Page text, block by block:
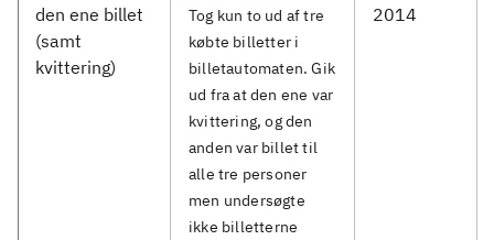
den ene billet
(samt
kvittering)
Tog kun to ud af tre
købte billetter i
billetautomaten. Gik
ud fra at den ene var
kvittering, og den
anden var billet til
alle tre personer
men undersøgte
ikke billetterne
2014